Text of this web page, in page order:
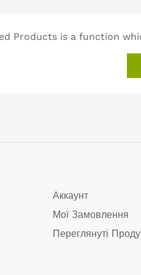
Products is a function
Аккаунт
Мої Замовлення
Переглянуті